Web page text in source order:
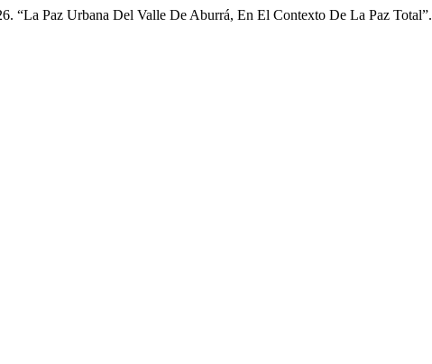
“La Paz Urbana Del Valle De Aburrá, En El Contexto De La Paz Total”.